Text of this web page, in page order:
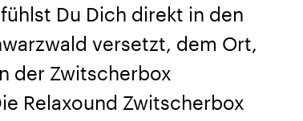
Du Dich direkt in den
versetzt, dem Ort,
der Zwitscherbox
Relaxound Zwitscherbox